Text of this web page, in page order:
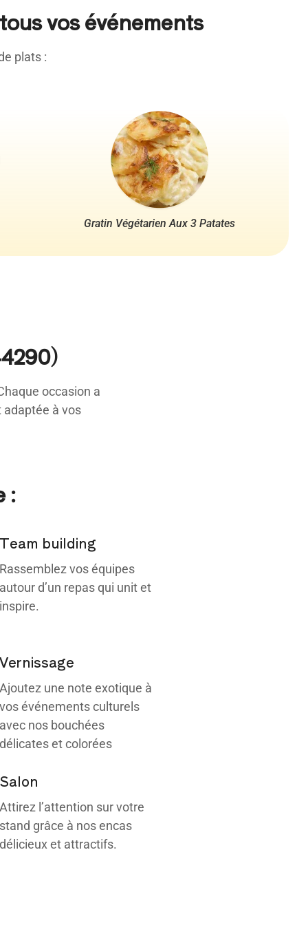
vos événements
plats :
Gratin Végétarien Aux 3 Patates
occasion a
à vos
:
Team building
Rassemblez vos équipes
autour d’un repas qui unit et
inspire.
Vernissage
Ajoutez une note exotique à
vos événements culturels
avec nos bouchées
délicates et colorées
Salon
Attirez l’attention sur votre
stand grâce à nos encas
délicieux et attractifs.